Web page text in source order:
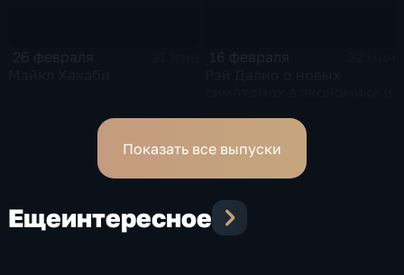
Показать все выпуски
Ещеинтересное